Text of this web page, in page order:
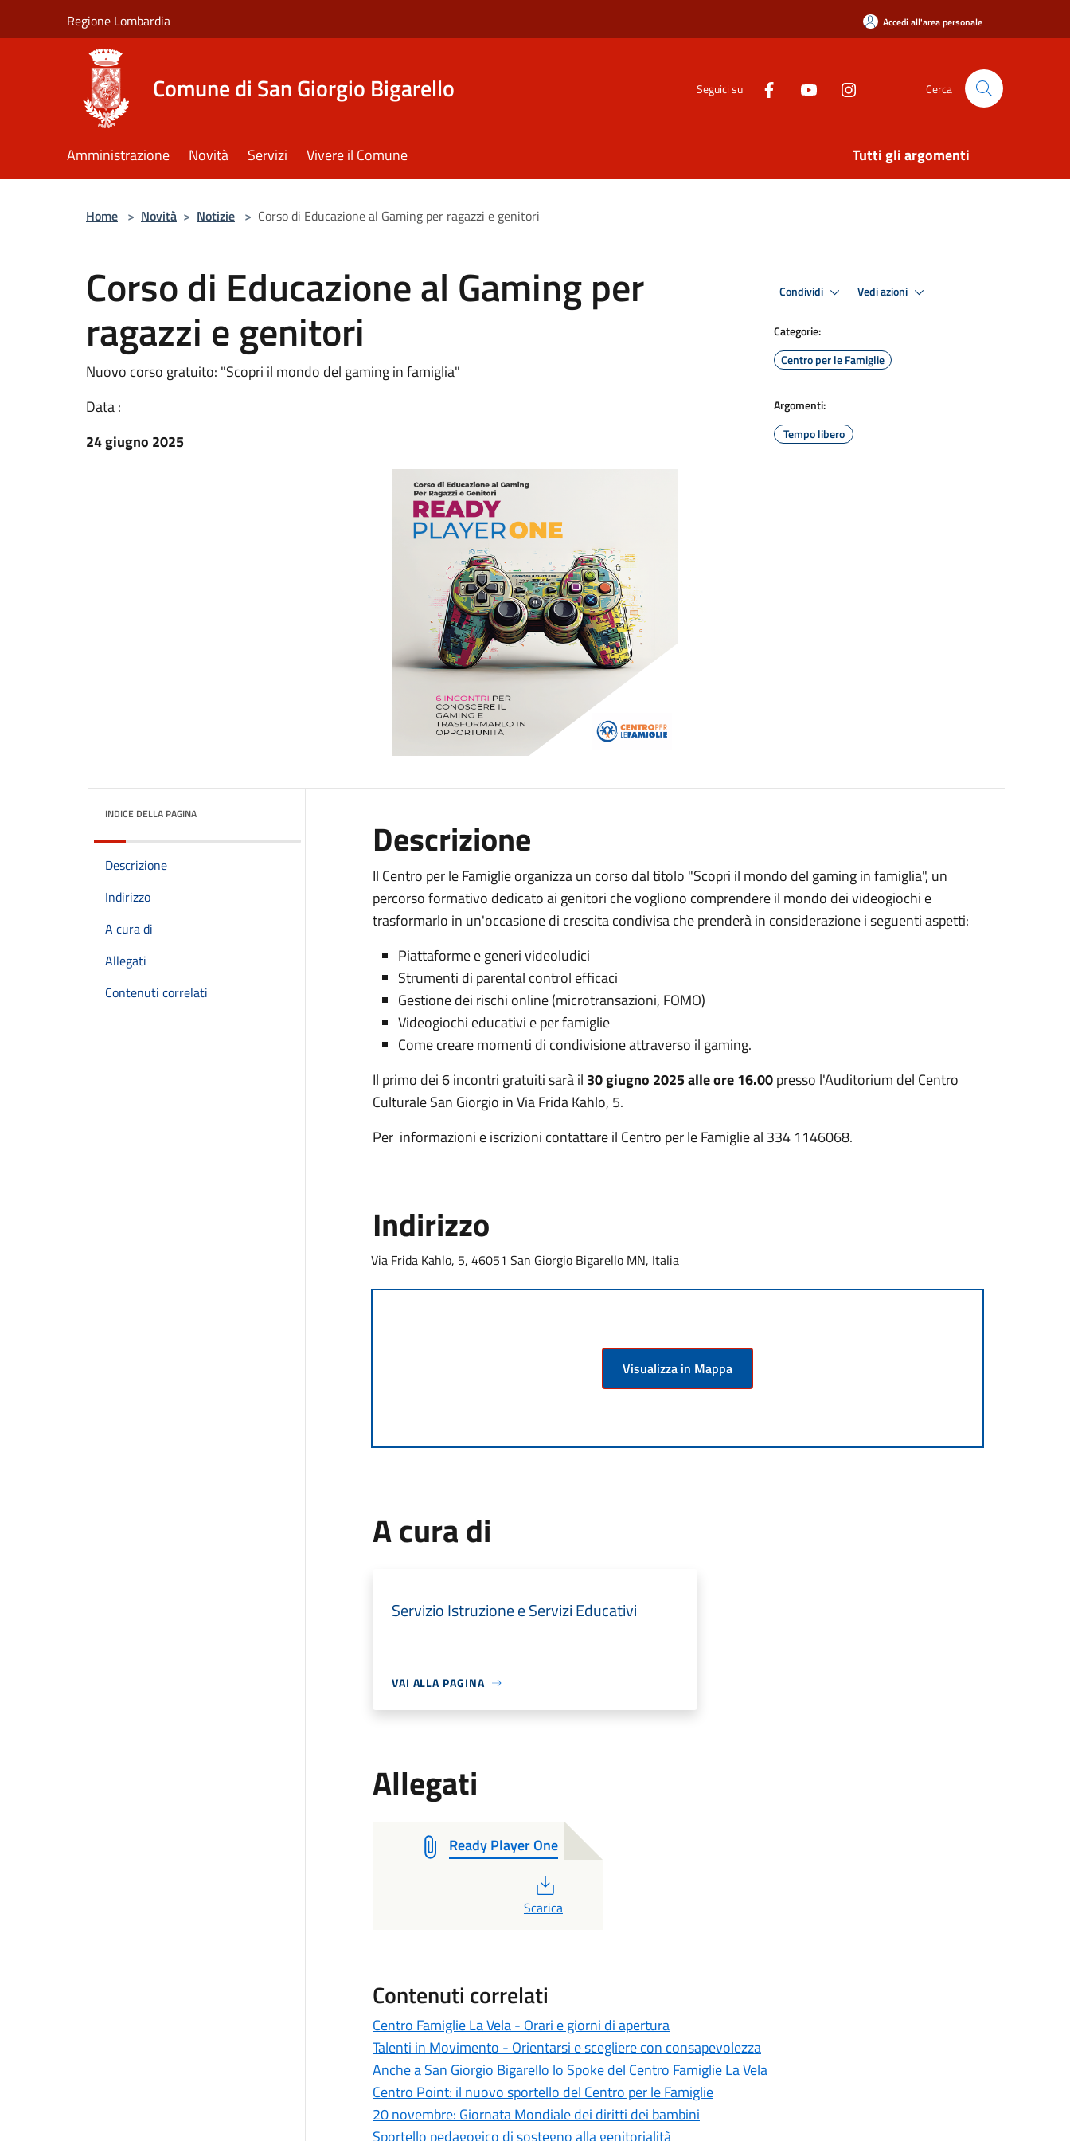
Regione Lombardia Accedi all'area personale
Comune di San Giorgio Bigarello Seguici su Cerca
Amministrazione Novità Servizi Vivere il Comune Tutti gli argomenti
Home > Novità > Notizie > Corso di Educazione al Gaming per ragazzi e genitori
Corso di Educazione al Gaming per
ragazzi e genitori
Nuovo corso gratuito: "Scopri il mondo del gaming in famiglia"
Data :
24 giugno 2025
Condividi Vedi azioni
Categorie:
Centro per le Famiglie
Argomenti:
Tempo libero
INDICE DELLA PAGINA
Descrizione
Indirizzo
A cura di
Allegati
Contenuti correlati
Descrizione
Il Centro per le Famiglie organizza un corso dal titolo "Scopri il mondo del gaming in famiglia", un
percorso formativo dedicato ai genitori che vogliono comprendere il mondo dei videogiochi e
trasformarlo in un'occasione di crescita condivisa che prenderà in considerazione i seguenti aspetti:
Piattaforme e generi videoludici
Strumenti di parental control efficaci
Gestione dei rischi online (microtransazioni, FOMO)
Videogiochi educativi e per famiglie
Come creare momenti di condivisione attraverso il gaming.
Il primo dei 6 incontri gratuiti sarà il 30 giugno 2025 alle ore 16.00presso l'Auditorium del Centro
Culturale San Giorgio in Via Frida Kahlo, 5.
Per informazioni e iscrizioni contattare il Centro per le Famiglie al 334 1146068.
Indirizzo
Via Frida Kahlo, 5, 46051 San Giorgio Bigarello MN, Italia
Visualizza in Mappa
A cura di
Servizio Istruzione e Servizi Educativi
VAI ALLA PAGINA
Allegati
Ready Player One
Scarica
Contenuti correlati
Centro Famiglie La Vela - Orari e giorni di apertura
Talenti in Movimento - Orientarsi e scegliere con consapevolezza
Anche a San Giorgio Bigarello lo Spoke del Centro Famiglie La Vela
Centro Point: il nuovo sportello del Centro per le Famiglie
20 novembre: Giornata Mondiale dei diritti dei bambini
Sportello pedagogico di sostegno alla genitorialità